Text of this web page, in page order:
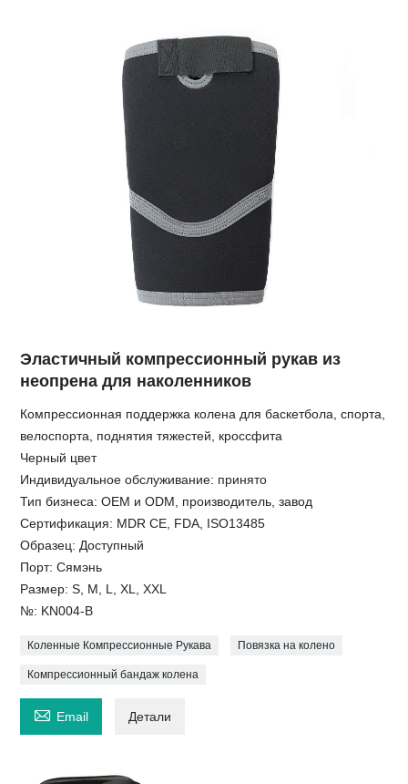
Эластичный компрессионный рукав из
неопрена для наколенников
Компрессионная поддержка колена для баскетбола, спорта,
велоспорта, поднятия тяжестей, кроссфита
Черный цвет
Индивидуальное обслуживание: принято
Тип бизнеса: OEM и ODM, производитель, завод
Сертификация: MDR CE, FDA, ISO13485
Образец: Доступный
Порт: Сямэнь
Размер: S, M, L, XL, XXL
№: KN004-B
Коленные Компрессионные Рукава Повязка на колено
Компрессионный бандаж колена
 Email Детали